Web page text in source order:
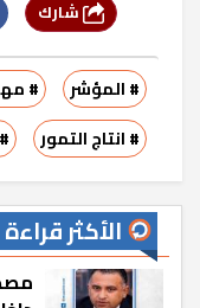
# المؤشر #
# انتاج التمور
الأكثر قراءة